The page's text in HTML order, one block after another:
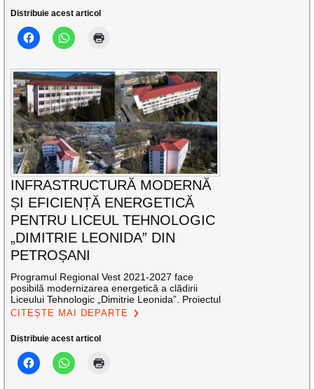
Distribuie acest articol
INFRASTRUCTURĂ MODERNĂ
ȘI EFICIENȚĂ ENERGETICĂ
PENTRU LICEUL TEHNOLOGIC
„DIMITRIE LEONIDA” DIN
PETROȘANI
Programul Regional Vest 2021-2027 face
posibilă modernizarea energetică a clădirii
Liceului Tehnologic „Dimitrie Leonida”. Proiectul
CITEȘTE MAI DEPARTE
Distribuie acest articol